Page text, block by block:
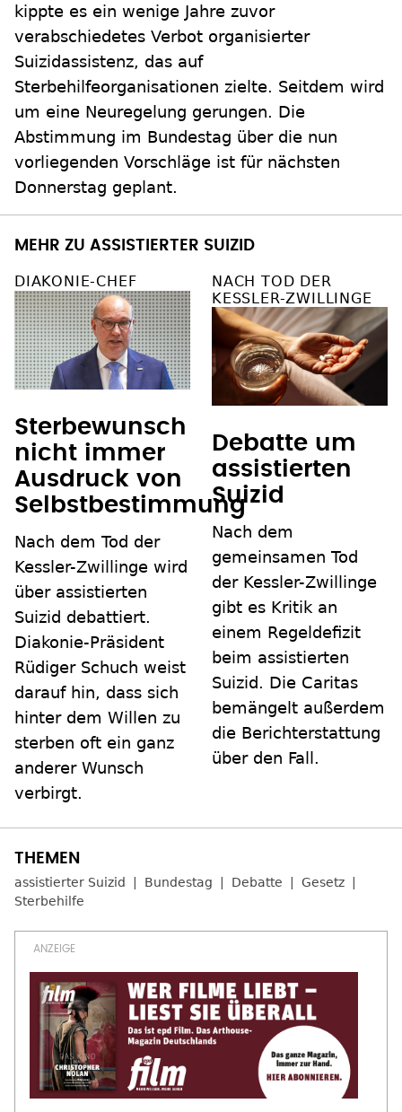
kippte es ein wenige Jahre zuvor
verabschiedetes Verbot organisierter
Suizidassistenz, das auf
Sterbehilfeorganisationen zielte. Seitdem wird
um eine Neuregelung gerungen. Die
Abstimmung im Bundestag über die nun
vorliegenden Vorschläge ist für nächsten
Donnerstag geplant.
MEHR ZU ASSISTIERTER SUIZID
DIAKONIE-CHEF
Sterbewunsch
nicht immer
Ausdruck von
Selbstbestimmung
Nach dem Tod der
Kessler-Zwillinge wird
über assistierten
Suizid debattiert.
Diakonie-Präsident
Rüdiger Schuch weist
darauf hin, dass sich
hinter dem Willen zu
sterben oft ein ganz
anderer Wunsch
verbirgt.
NACH TOD DER
KESSLER-ZWILLINGE
Debatte um
assistierten
Suizid
Nach dem
gemeinsamen Tod
der Kessler-Zwillinge
gibt es Kritik an
einem Regeldefizit
beim assistierten
Suizid. Die Caritas
bemängelt außerdem
die Berichterstattung
über den Fall.
assistierter Suizid Bundestag Debatte
Gesetz
Sterbehilfe